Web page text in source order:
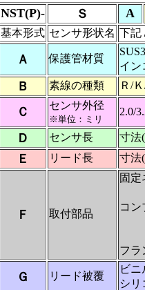
NST(P)- Ｓ A
基本形式 センサ形状名 下記
Ａ 保護管材質
イン
Ｂ 素線の種類 Ｒ/
Ｃ センサ外径
※単位：ミリ
2.0/
Ｄ センサ長 寸法
Ｅ リード長 寸法
Ｆ 取付部品
固定
コン
フラ
Ｇ リード被覆
ビ
シリ